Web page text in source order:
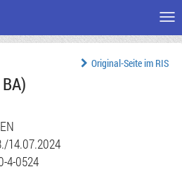
Original-Seite im RIS
14.07.2024
4-0524